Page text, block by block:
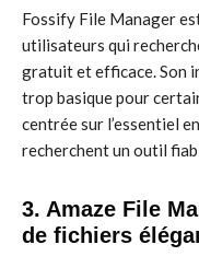
Fossify File Manager
utilisateurs qui
gratuit et efficace. Son
trop basique pour
centrée sur l’essentiel
recherchent un outil
3. Amaze File
de fichiers